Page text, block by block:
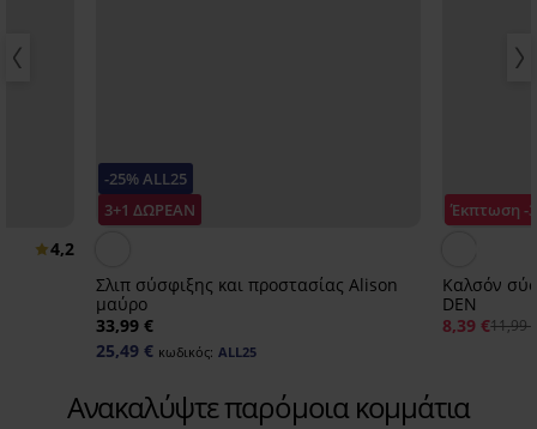
4,2
-25% ALL25
3+1 ΔΩΡΕΑΝ
Σλιπ σύσφιξης και προστασίας Alison
μαύρο
33,99 €
25,49 € κωδικός: ALL25
Έκπτωση -
Καλσόν
DEN
8,39 €11,99
Ανακαλύψτε παρόμοια κομμάτια